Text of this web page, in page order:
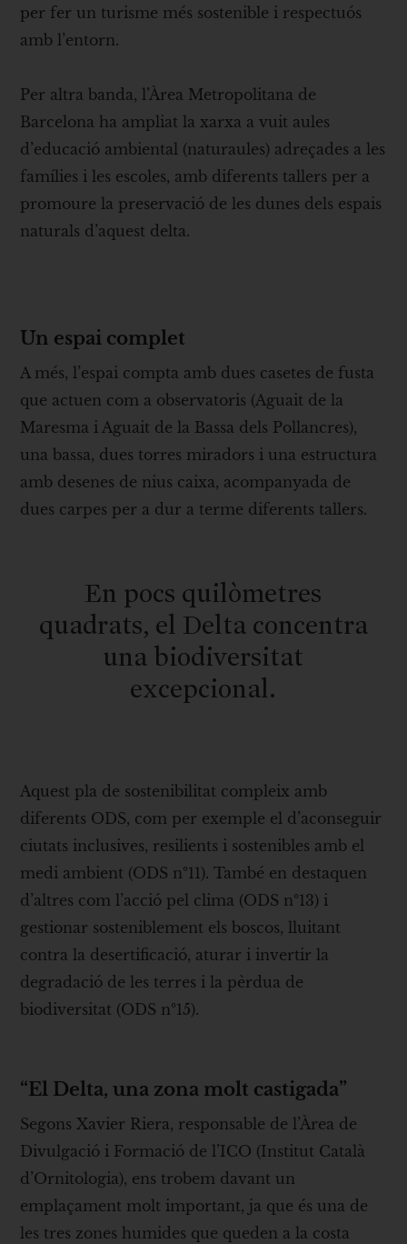
per fer un turisme més sostenible i respectuós
amb l’entorn.
Per altra banda, l’Àrea Metropolitana de
Barcelona ha ampliat la xarxa a vuit aules
d’educació ambiental (naturaules) adreçades a les
famílies i les escoles, amb diferents tallers per a
promoure la preservació de les dunes dels espais
naturals d’aquest delta.
Un espai complet
A més, l’espai compta amb dues casetes de fusta
que actuen com a observatoris (Aguait de la
Maresma i Aguait de la Bassa dels Pollancres),
una bassa, dues torres miradors i una estructura
amb desenes de nius caixa, acompanyada de
dues carpes per a dur a terme diferents tallers.
En pocs quilòmetres
quadrats, el Delta concentra
una biodiversitat
excepcional.
Aquest pla de sostenibilitat compleix amb
diferents ODS, com per exemple el d’aconseguir
ciutats inclusives, resilients i sostenibles amb el
medi ambient (ODS nº11). També en destaquen
d’altres com l’acció pel clima (ODS nº13) i
gestionar sosteniblement els boscos, lluitant
contra la desertificació, aturar i invertir la
degradació de les terres i la pèrdua de
biodiversitat (ODS nº15).
“El Delta, una zona molt castigada”
Segons Xavier Riera, responsable de l’Àrea de
Divulgació i Formació de l’ICO (Institut Català
d’Ornitologia), ens trobem davant un
emplaçament molt important, ja que és una de
les tres zones humides que queden a la costa